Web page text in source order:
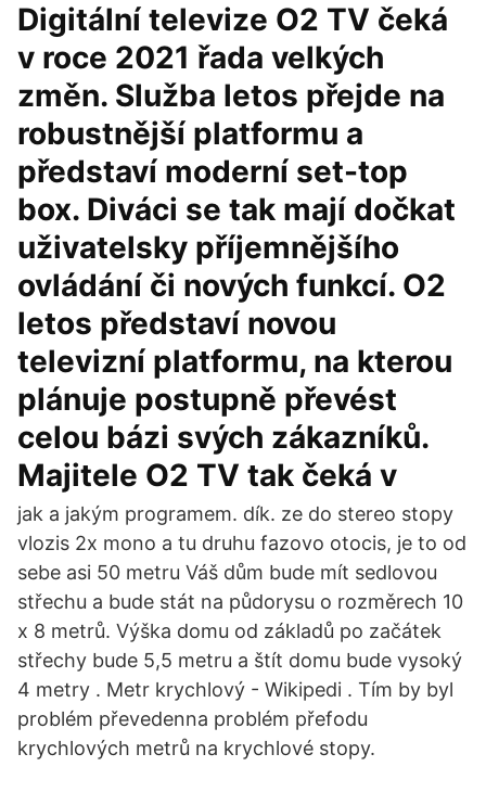
Digitální televize O2 TV čeká
v roce 2021 řada velkých
změn. Služba letos přejde na
robustnější platformu a
představí moderní set-top
box. Diváci se tak mají dočkat
uživatelsky příjemnějšího
ovládání či nových funkcí. O2
letos představí novou
televizní platformu, na kterou
plánuje postupně převést
celou bázi svých zákazníků.
Majitele O2 TV tak čeká v
jak a jakým programem. dík. ze do stereo stopy
vlozis 2x mono a tu druhu fazovo otocis, je to od
sebe asi 50 metru Váš dům bude mít sedlovou
střechu a bude stát na půdorysu o rozměrech 10
x 8 metrů. Výška domu od základů po začátek
střechy bude 5,5 metru a štít domu bude vysoký
4 metry . Metr krychlový - Wikipedi . Tím by byl
problém převedenna problém přefodu
krychlových metrů na krychlové stopy.